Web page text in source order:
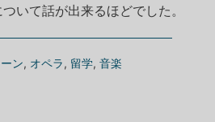
いて話が出来るほどでした。
ン, オペラ, 留学, 音楽